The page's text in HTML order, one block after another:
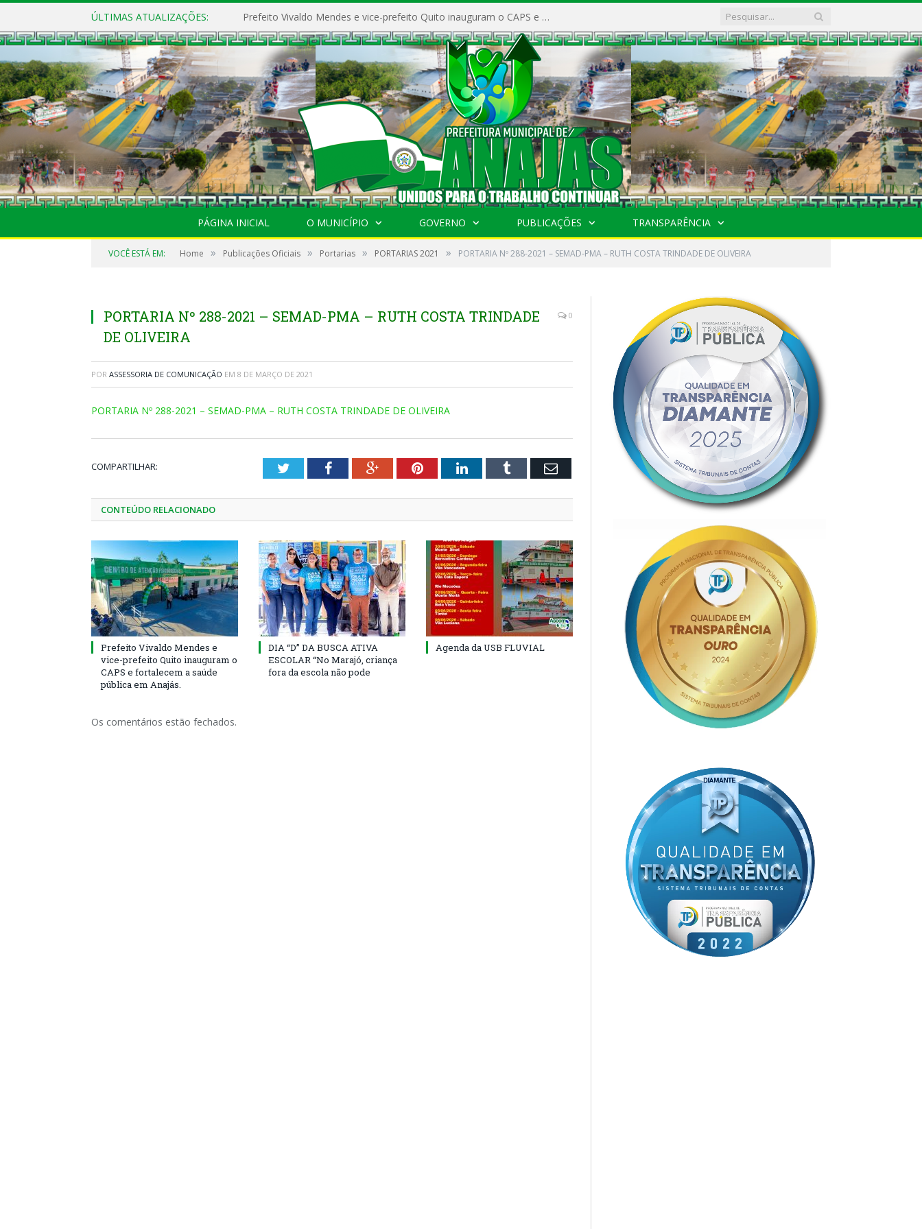
ÚLTIMAS ATUALIZAÇÕES: Prefeito Vivaldo Mendes e vice-prefeito Quito inauguram o CAPS e fortalecem a saúde pública em Anajás.
PÁGINA INICIAL O MUNICÍPIO GOVERNO PUBLICAÇÕES TRANSPARÊNCIA
VOCÊ ESTÁ EM: Home » Publicações Oficiais » Portarias » PORTARIAS 2021 » PORTARIA Nº 288-2021 – SEMAD-PMA – RUTH COSTA TRINDADE DE OLIVEIRA
PORTARIA Nº 288-2021 – SEMAD-PMA – RUTH COSTA TRINDADE
DE OLIVEIRA
0
POR ASSESSORIA DE COMUNICAÇÃO EM 8 DE MARÇO DE 2021
PORTARIA Nº 288-2021 – SEMAD-PMA – RUTH COSTA TRINDADE DE OLIVEIRA
COMPARTILHAR: TwitterFacebookGoogle+PinterestLinkedInTumblr Email
CONTEÚDO RELACIONADO
Prefeito Vivaldo Mendes e
vice-prefeito Quito inauguram o
CAPS e fortalecem a saúde
pública em Anajás.
DIA “D” DA BUSCA ATIVA
ESCOLAR “No Marajó, criança
fora da escola não pode
Agenda da USB FLUVIAL
Os comentários estão fechados.